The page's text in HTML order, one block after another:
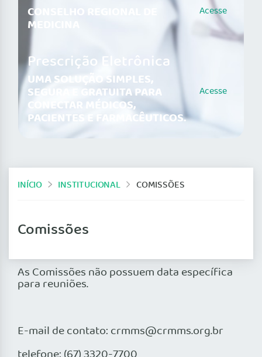
CONSELHO REGIONAL DE
MEDICINA
Acesse
Prescrição Eletrônica
UMA SOLUÇÃO SIMPLES,
SEGURA E GRATUITA PARA
CONECTAR MÉDICOS,
PACIENTES E FARMACÊUTICOS.
Acesse
INÍCIO INSTITUCIONAL COMISSÕES
Comissões
As Comissões não possuem data específica
para reuniões.
E-mail de contato: crmms@crmms.org.br